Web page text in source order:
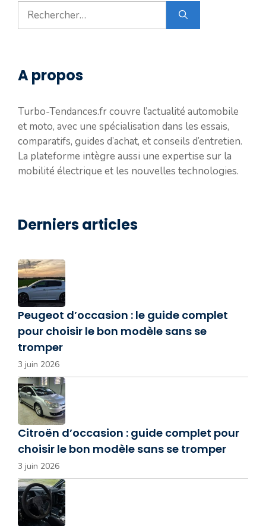
Rechercher :
A propos
Turbo-Tendances.fr couvre l’actualité automobile
et moto, avec une spécialisation dans les essais,
comparatifs, guides d’achat, et conseils d’entretien.
La plateforme intègre aussi une expertise sur la
mobilité électrique et les nouvelles technologies.
Derniers articles
Peugeot d’occasion : le guide complet
pour choisir le bon modèle sans se
tromper
3 juin 2026
Citroën d’occasion : guide complet pour
choisir le bon modèle sans se tromper
3 juin 2026